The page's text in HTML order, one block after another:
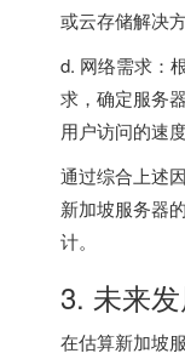
或云存储解决方
d. 网络需求：
求，确定服务
用户访问的速
通过综合上述
新加坡服务器
计。
3. 未来
在估算新加坡